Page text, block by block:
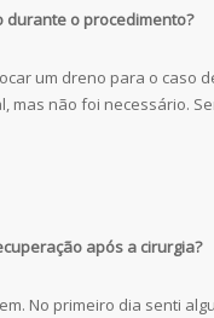
durante o procedimento?
um dreno para o caso
mas não foi necessário.
após a cirurgia?
No primeiro dia senti